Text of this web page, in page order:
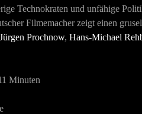
Technokraten und unfähige
Filmemacher zeigt einen
Jürgen Prochnow, Hans-Michael
Minuten